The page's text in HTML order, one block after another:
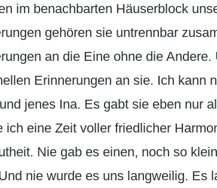
im benachbarten Häuserblock
gehören sie untrennbar
an die Eine ohne die
Erinnerungen an sie. Ich kann
jenes Ina. Es gabt sie eben nur
ich eine Zeit voller friedlicher
Nie gab es einen, noch so
nie wurde es uns langweilig. Es